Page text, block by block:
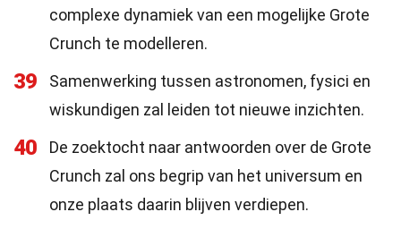
complexe dynamiek van een mogelijke Grote
Crunch te modelleren.
39
Samenwerking tussen astronomen, fysici en
wiskundigen zal leiden tot nieuwe inzichten.
40
De zoektocht naar antwoorden over de Grote
Crunch zal ons begrip van het universum en
onze plaats daarin blijven verdiepen.